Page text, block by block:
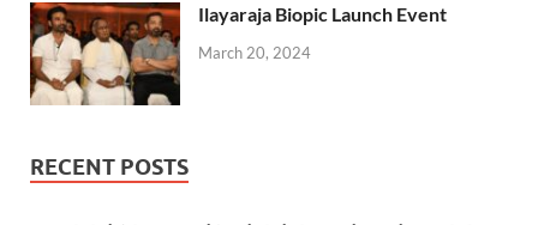
Ilayaraja Biopic Launch Event
March 20, 2024
RECENT POSTS